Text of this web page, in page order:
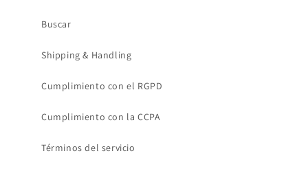
Buscar
Shipping & Handling
Cumplimiento con el RGPD
Cumplimiento con la CCPA
Términos del servicio